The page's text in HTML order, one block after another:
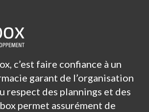
c’est faire confiance à un
garant de l’organisation
respect des plannings et des
permet assurément de